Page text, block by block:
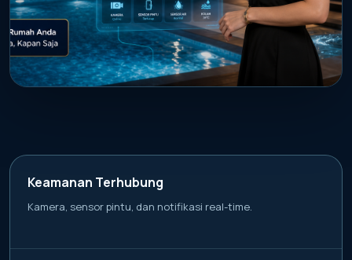
Keamanan Terhubung
Kamera, sensor pintu, dan notifikasi real-time.